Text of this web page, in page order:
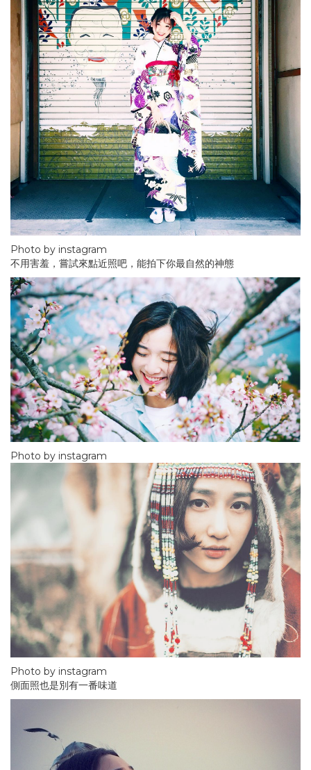
Photo by instagram
不用害羞，嘗試來點近照吧，能拍下你最自然的神態
Photo by instagram
Photo by instagram
側面照也是別有一番味道